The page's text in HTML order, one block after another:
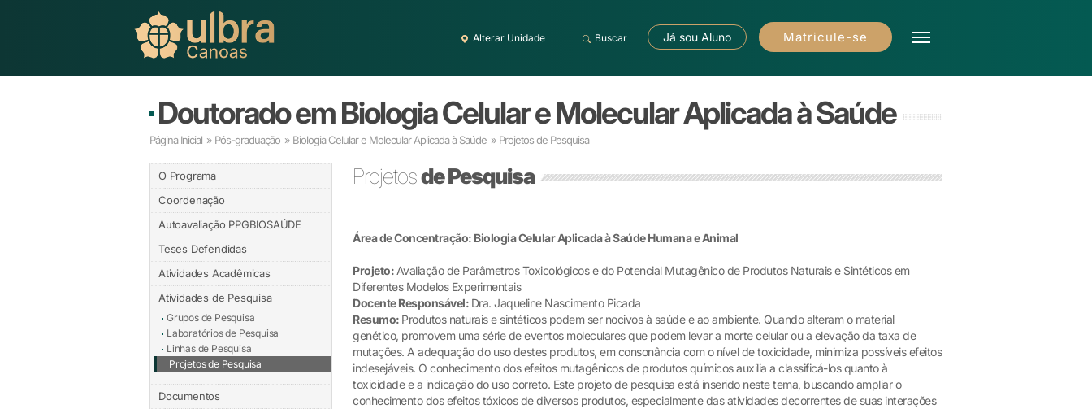
Alterar Unidade Buscar Já sou Aluno Matricule-se
Doutorado em Biologia Celular e Molecular Aplicada à Saúde
Página Inicial » Pós-graduação » Biologia Celular e Molecular Aplicada à Saúde » Projetos de Pesquisa
O Programa
Coordenação
Autoavaliação PPGBIOSAÚDE
Teses Defendidas
Atividades Acadêmicas
Atividades de Pesquisa
Grupos de Pesquisa
Laboratórios de Pesquisa
Linhas de Pesquisa
Projetos de Pesquisa
Documentos
Projetosde Pesquisa
Área de Concentração: Biologia Celular Aplicada à Saúde Humana e Animal
Projeto: Avaliação de Parâmetros Toxicológicos e do Potencial Mutagênico de Produtos Naturais e Sintéticos em
Diferentes Modelos Experimentais
Docente Responsável: Dra. Jaqueline Nascimento Picada
Resumo: Produtos naturais e sintéticos podem ser nocivos à saúde e ao ambiente. Quando alteram o material
genético, promovem uma série de eventos moleculares que podem levar a morte celular ou a elevação da taxa de
mutações. A adequação do uso destes produtos, em consonância com o nível de toxicidade, minimiza possíveis efeitos
indesejáveis. O conhecimento dos efeitos mutagênicos de produtos químicos auxilia a classificá-los quanto à
toxicidade e a indicação do uso correto. Este projeto de pesquisa está inserido neste tema, buscando ampliar o
conhecimento dos efeitos tóxicos de diversos produtos, especialmente das atividades decorrentes de suas interações